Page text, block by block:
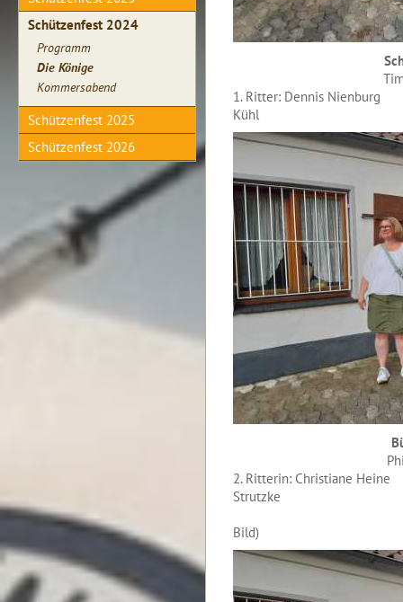
Schützenfest 2024
Programm
Die Könige
Kommersabend
Schützenfest 2025
Schützenfest 2026
1. Ritter: Dennis
Kühl
2. Ritterin:
Strutzke
Bild)